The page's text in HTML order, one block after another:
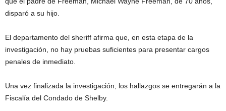
disparó a su hijo.
El departamento del sheriff afirma que, en esta etapa de la
investigación, no hay pruebas suficientes para presentar cargos
penales de inmediato.
Una vez finalizada la investigación, los hallazgos se entregarán a la
Fiscalía del Condado de Shelby.